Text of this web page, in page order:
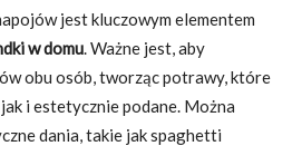
jest kluczowym elementem
w domu. Ważne jest, aby
obu osób, tworząc potrawy, które
i estetycznie podane. Można
dania, takie jak spaghetti